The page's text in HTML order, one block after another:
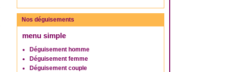
Nos déguisements
menu simple
Déguisement homme
Déguisement femme
Déguisement couple